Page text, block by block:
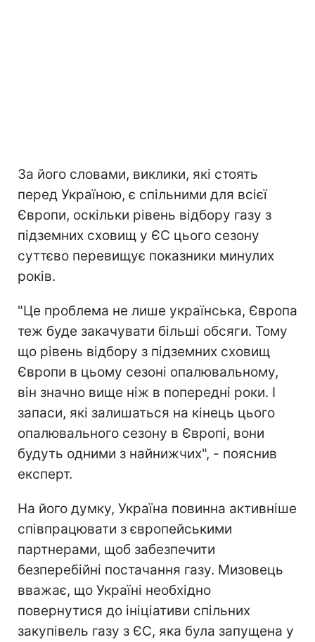
За його словами, виклики, які стоять
перед Україною, є спільними для всієї
Європи, оскільки рівень відбору газу з
підземних сховищ у ЄС цього сезону
суттєво перевищує показники минулих
років.
"Це проблема не лише українська, Європа
теж буде закачувати більші обсяги. Тому
що рівень відбору з підземних сховищ
Європи в цьому сезоні опалювальному,
він значно вище ніж в попередні роки. І
запаси, які залишаться на кінець цього
опалювального сезону в Європі, вони
будуть одними з найнижчих", - пояснив
експерт.
На його думку, Україна повинна активніше
співпрацювати з європейськими
партнерами, щоб забезпечити
безперебійні постачання газу. Мизовець
вважає, що Україні необхідно
повернутися до ініціативи спільних
закупівель газу з ЄС, яка була запущена у